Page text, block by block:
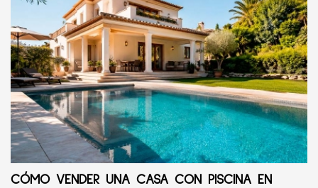
CÓMO VENDER UNA CASA CON PISCINA EN